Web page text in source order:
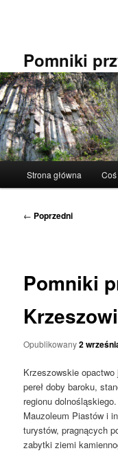
Pomniki
Strona główna
Nawigacja
← Poprzedni
Pomniki
Opublikowany2
Krzeszowskie
pereł doby baroku,
regionu
Mauzoleum Piastów i
turystów, pragnących
zabytki ziemi